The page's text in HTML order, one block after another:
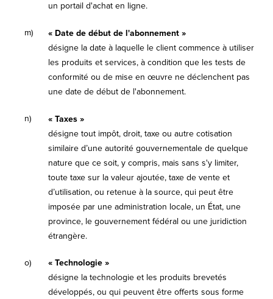
un portail d'achat en ligne.
m)
« Date de début de l'abonnement »
désigne la date à laquelle le client commence à utiliser
les produits et services, à condition que les tests de
conformité ou de mise en œuvre ne déclenchent pas
une date de début de l'abonnement.
n)
« Taxes »
désigne tout impôt, droit, taxe ou autre cotisation
similaire d’une autorité gouvernementale de quelque
nature que ce soit, y compris, mais sans s'y limiter,
toute taxe sur la valeur ajoutée, taxe de vente et
d’utilisation, ou retenue à la source, qui peut être
imposée par une administration locale, un État, une
province, le gouvernement fédéral ou une juridiction
étrangère.
o)
« Technologie »
désigne la technologie et les produits brevetés
développés, ou qui peuvent être offerts sous forme